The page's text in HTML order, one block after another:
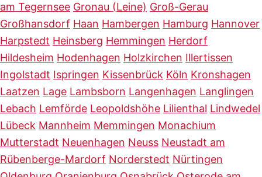
am Tegernsee Gronau (Leine) Groß-Gerau
Großhansdorf Haan Hambergen Hamburg Hannover
Harpstedt Heinsberg Hemmingen Herdorf
Hildesheim Hodenhagen Holzkirchen Illertissen
Ingolstadt Ispringen Kissenbrück Köln Kronshagen
Laatzen Lage Lambsborn Langenhagen Langlingen
Lebach Lemförde Leopoldshöhe Lilienthal Lindwedel
Lübeck Mannheim Memmingen Monachium
Mutterstadt Neuenhagen Neuss Neustadt am
Rübenberge-Mardorf Norderstedt Nürtingen